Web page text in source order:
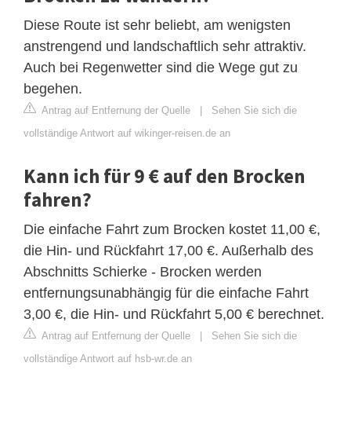
Diese Route ist sehr beliebt, am wenigsten
anstrengend und landschaftlich sehr attraktiv.
Auch bei Regenwetter sind die Wege gut zu
begehen.
Antrag auf Entfernung der Quelle | Sehen Sie sich die
vollständige Antwort auf wikinger-reisen.de an
Kann ich für 9 € auf den Brocken
fahren?
Die einfache Fahrt zum Brocken kostet 11,00 €,
die Hin- und Rückfahrt 17,00 €. Außerhalb des
Abschnitts Schierke - Brocken werden
entfernungsunabhängig für die einfache Fahrt
3,00 €, die Hin- und Rückfahrt 5,00 € berechnet.
Antrag auf Entfernung der Quelle | Sehen Sie sich die
vollständige Antwort auf hsb-wr.de an